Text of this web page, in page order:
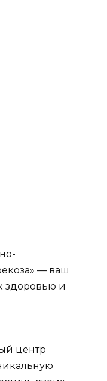
— ваш
здоровью и
центр